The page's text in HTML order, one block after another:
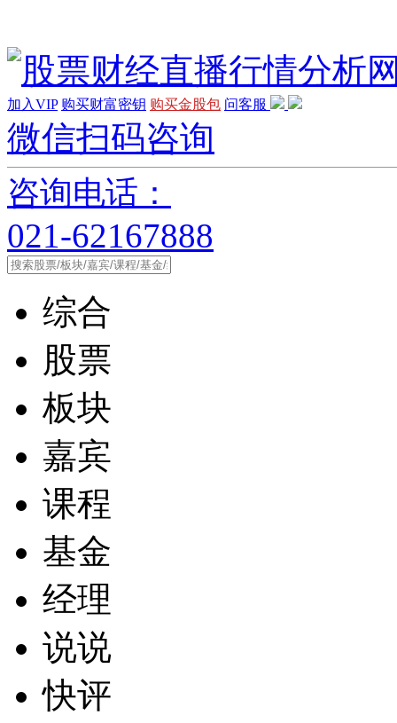
加入VIP 购买财富密钥 购买金股包 问客服
微信扫码咨询
咨询电话：
021-62167888
综合
股票
板块
嘉宾
课程
基金
经理
说说
快评